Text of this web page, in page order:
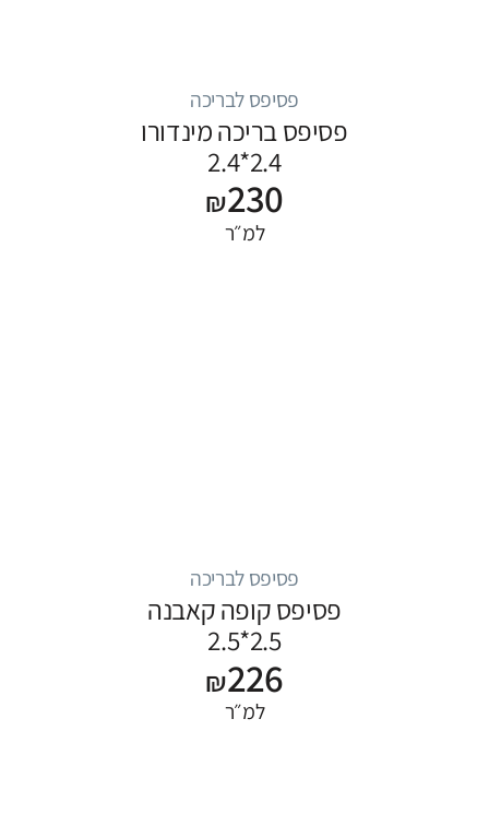
פסיפס לבריכה
פסיפס בריכה מינדורו
2.4*2.4
₪230
למ״ר
פסיפס לבריכה
פסיפס קופה קאבנה
2.5*2.5
₪226
למ״ר